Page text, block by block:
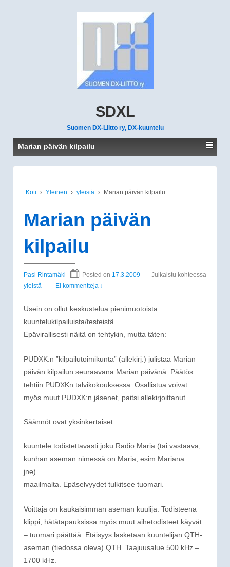
SDXL
Suomen DX-Liitto ry, DX-kuuntelu
Marian päivän kilpailu
Koti › Yleinen › yleistä › Marian päivän kilpailu
Marian päivän
kilpailu
Pasi Rintamäki Posted on 17.3.2009
Julkaistu kohteessa
yleistä
— Ei kommentteja ↓
Usein on ollut keskustelua pienimuotoista
kuuntelukilpailuista/testeistä.
Epävirallisesti näitä on tehtykin, mutta täten:
PUDXK:n ”kilpailutoimikunta” (allekirj.) julistaa Marian
päivän kilpailun seuraavana Marian päivänä. Päätös
tehtiin PUDXKn talvikokouksessa. Osallistua voivat
myös muut PUDXK:n jäsenet, paitsi allekirjoittanut.
Säännöt ovat yksinkertaiset:
kuuntele todistettavasti joku Radio Maria (tai vastaava,
kunhan aseman nimessä on Maria, esim Mariana …
jne)
maailmalta. Epäselvyydet tulkitsee tuomari.
Voittaja on kaukaisimman aseman kuulija. Todisteena
klippi, hätätapauksissa myös muut aihetodisteet käyvät
– tuomari päättää. Etäisyys lasketaan kuuntelijan QTH-
aseman (tiedossa oleva) QTH. Taajuusalue 500 kHz –
1700 kHz.